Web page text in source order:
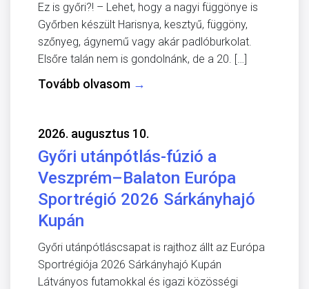
Ez is győri?! – Lehet, hogy a nagyi függönye is
Győrben készült Harisnya, kesztyű, függöny,
szőnyeg, ágynemű vagy akár padlóburkolat.
Elsőre talán nem is gondolnánk, de a 20. […]
Tovább olvasom →
2026. augusztus 10.
Győri utánpótlás-fúzió a
Veszprém–Balaton Európa
Sportrégió 2026 Sárkányhajó
Kupán
Győri utánpótláscsapat is rajthoz állt az Európa
Sportrégiója 2026 Sárkányhajó Kupán
Látványos futamokkal és igazi közösségi